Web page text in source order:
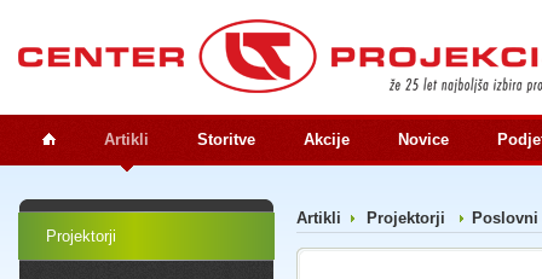
Artikli Storitve Akcije Novice
Projektorji
Artikli Projektorji